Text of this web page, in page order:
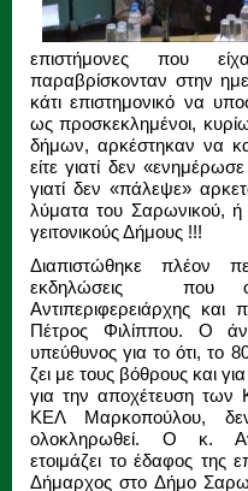
επιστήμονες που
παραβρίσκονταν στην
κάτι επιστημονικό να
ως προσκεκλημένοι,
δήμων, αρκέστηκαν να
είτε γιατί δεν
γιατί δεν «πάλεψε»
λύματα του Σαρωνικού, ή
γειτονικούς Δήμους !!!
Διαπιστώθηκε πλέον
εκδηλώσεις που
Αντιπεριφερειάρχης
Πέτρος Φιλίππου. Ο
υπεύθυνος για το ότι, το
ζει με τους βόθρους και
για την αποχέτευση των
ΚΕΛ Μαρκοπούλου,
ολοκληρωθεί. Ο κ.
ετοιμάζει το έδαφος
Δήμαρχος στο Δήμο